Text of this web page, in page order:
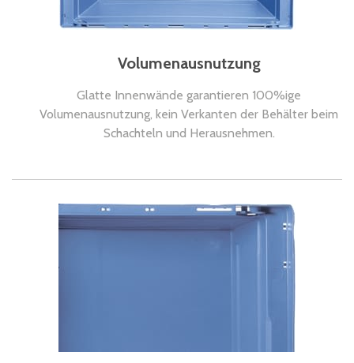
Volumenausnutzung
Glatte Innenwände garantieren 100%ige
Volumenausnutzung, kein Verkanten der Behälter beim
Schachteln und Herausnehmen.